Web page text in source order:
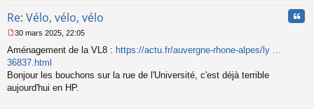
Re: Vélo, vélo, vélo
e
s
s
a
g
30 mars 2025, 22:05
Aménagement de la VL8 : https://actu.fr/auvergne-rhone-alpes/ly ...
36837.html
Bonjour les bouchons sur la rue de l'Université, c'est déjà terrible
aujourd'hui en HP.